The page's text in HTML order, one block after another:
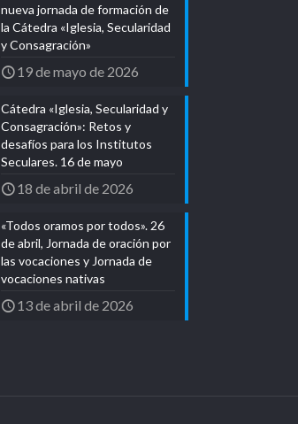
nueva jornada de formación de
la Cátedra «Iglesia, Secularidad
y Consagración»
19 de mayo de 2026
Cátedra «Iglesia, Secularidad y
Consagración»: Retos y
desafíos para los Institutos
Seculares. 16 de mayo
18 de abril de 2026
«Todos oramos por todos». 26
de abril, Jornada de oración por
las vocaciones y Jornada de
vocaciones nativas
13 de abril de 2026